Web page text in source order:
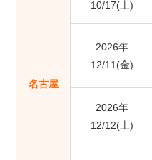
名古屋
10/17(土)
2026年
12/11(金)
2026年
12/12(土)